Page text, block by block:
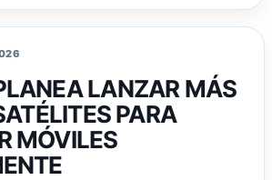
LANZAR MÁS
PARA
MÓVILES